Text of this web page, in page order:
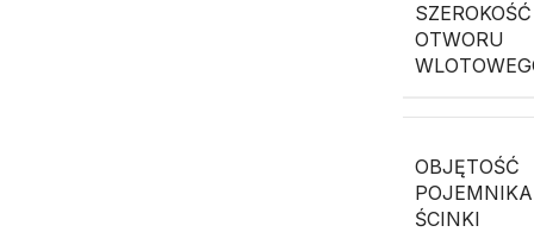
SZEROKOŚĆ
OTWORU
OBJĘTOŚĆ
ŚCINKI